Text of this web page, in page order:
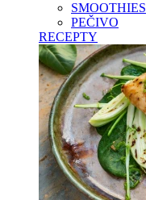
SMOOTHIES
PEČIVO
RECEPTY